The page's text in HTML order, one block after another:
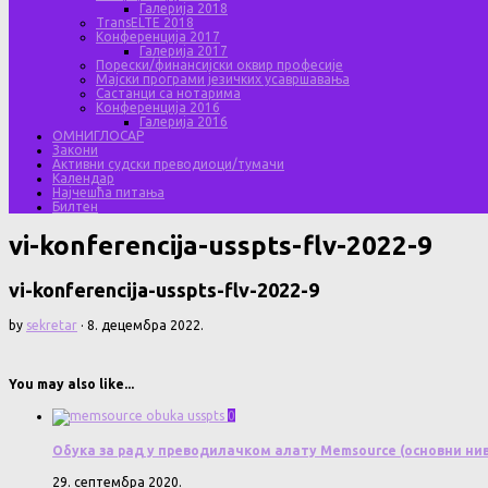
Галерија 2018
TransELTE 2018
Конференција 2017
Галерија 2017
Порески/финансијски оквир професије
Мајски програми језичких усавршавања
Састанци са нотарима
Конференција 2016
Галерија 2016
ОМНИГЛОСАР
Закони
Активни судски преводиоци/тумачи
Календар
Најчешћа питања
Билтен
vi-konferencija-usspts-flv-2022-9
vi-konferencija-usspts-flv-2022-9
by sekretar · 8. децембра 2022.
You may also like...
0
Обука за рад у преводилачком алату Memsource (основни
29. септембра 2020.